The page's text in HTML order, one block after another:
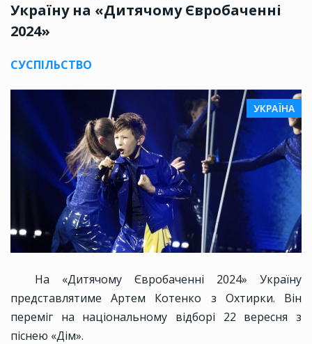
Україну на «Дитячому Євробаченні
2024»
СУСПІЛЬСТВО
УКРАЇНА
На «Дитячому Євробаченні 2024» Україну
представлятиме Артем Котенко з Охтирки. Він
переміг на національному відборі 22 вересня з
піснею «Дім».